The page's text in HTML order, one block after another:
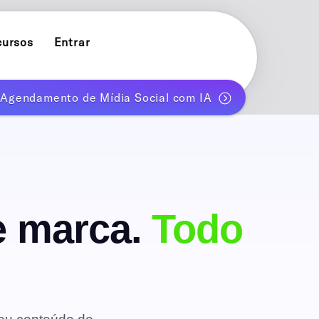
POST PLANNER
Planeje e publique um mês de posts automaticamente
Gere carrosséis para Instagram e TikTok com AI
Estratégia de conteúdo
Entrar
de Mídia Social com IA
marca.Todo